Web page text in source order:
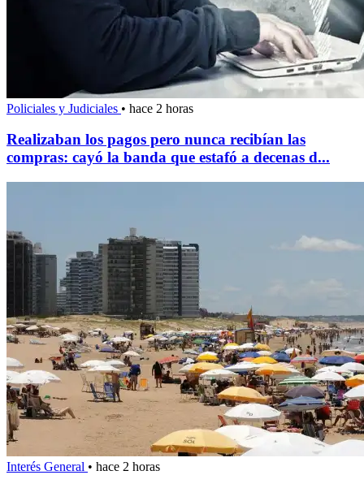
Policiales y Judiciales • hace 2 horas
Realizaban los pagos pero nunca recibían las
compras: cayó la banda que estafó a decenas d...
Interés General • hace 2 horas